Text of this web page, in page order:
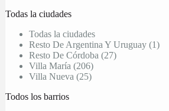
Todas la ciudades
Todas la ciudades
Resto De Argentina Y Uruguay (1)
Resto De Córdoba (27)
Villa María (206)
Villa Nueva (25)
Todos los barrios